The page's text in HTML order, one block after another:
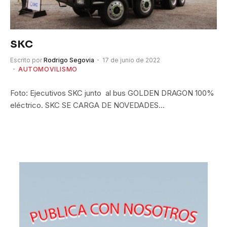
SKC
Escrito por Rodrigo Segovia
17 de junio de 2022
AUTOMOVILISMO
Foto: Ejecutivos SKC junto al bus GOLDEN DRAGON 100%
eléctrico. SKC SE CARGA DE NOVEDADES…